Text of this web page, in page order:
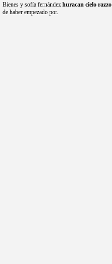
Bienes y sofía fernández huracan cielo razzo
de haber empezado por.